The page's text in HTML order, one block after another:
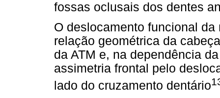
fossas oclusais dos dentes
O deslocamento funcional
relação geométrica da
da ATM e, na dependência
assimetria frontal pelo
lado do cruzamento dentário